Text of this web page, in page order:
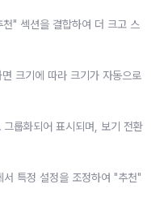
" 섹션을 결합하여 더 크고 스
크기에 따라 크기가 자동으로
룹화되어 표시되며, 보기 전환
특정 설정을 조정하여 "추천"